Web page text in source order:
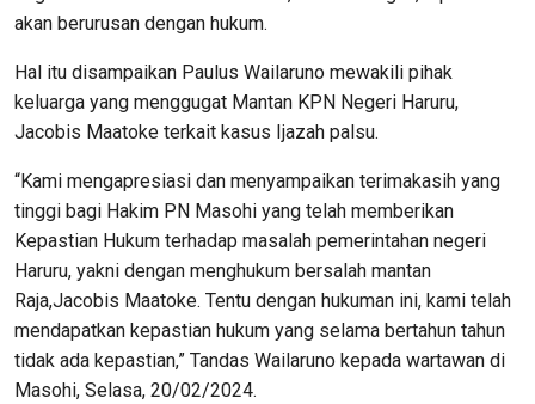
akan berurusan dengan hukum.
Hal itu disampaikan Paulus Wailaruno mewakili pihak
keluarga yang menggugat Mantan KPN Negeri Haruru,
Jacobis Maatoke terkait kasus Ijazah palsu.
“Kami mengapresiasi dan menyampaikan terimakasih yang
tinggi bagi Hakim PN Masohi yang telah memberikan
Kepastian Hukum terhadap masalah pemerintahan negeri
Haruru, yakni dengan menghukum bersalah mantan
Raja,Jacobis Maatoke. Tentu dengan hukuman ini, kami telah
mendapatkan kepastian hukum yang selama bertahun tahun
tidak ada kepastian,” Tandas Wailaruno kepada wartawan di
Masohi, Selasa, 20/02/2024.